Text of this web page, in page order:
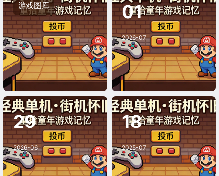
游戏图库 01
2026-07
4K萨拉女王比基尼专
场时装秀 国际超级女
王舞台Ssera Queen
时装秀
29
2026-06
金娜贞（Kim Na Jun
18
2025-07
《抗日：血战上海